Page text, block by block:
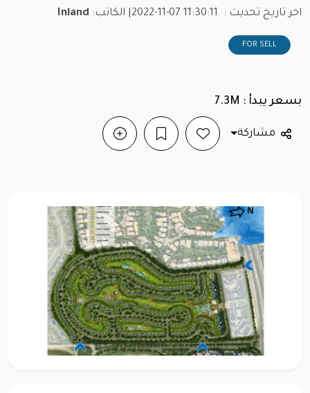
اخر تاريخ تحديث : 2022-11-07 11:30:11 | الكاتب: Inland
FOR SELL
بسعر يبدأ : 7.3M
مشاركة